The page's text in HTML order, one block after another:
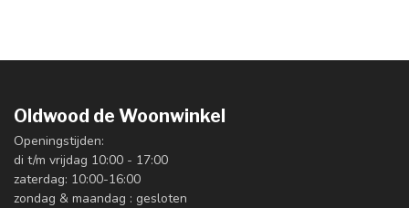
Oldwood de Woonwinkel
Openingstijden:
di t/m vrijdag 10:00 - 17:00
zaterdag: 10:00-16:00
zondag & maandag : gesloten